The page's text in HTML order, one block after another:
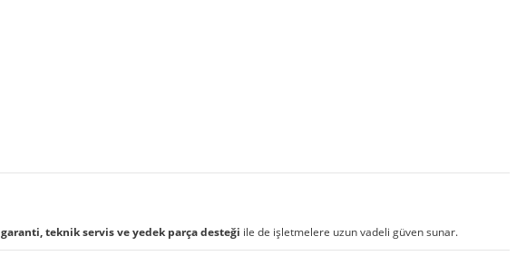
garanti, teknik servis ve yedek parça desteği ile de işletmelere uzun vadeli güven sunar.